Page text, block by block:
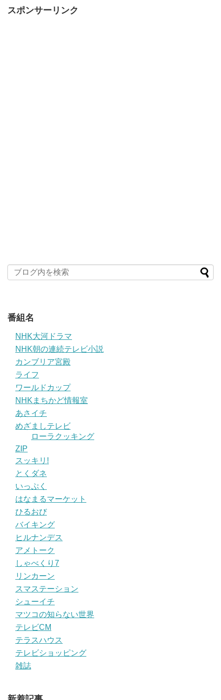
スポンサーリンク
番組名
NHK大河ドラマ
NHK朝の連続テレビ小説
カンブリア宮殿
ライフ
ワールドカップ
NHKまちかど情報室
あさイチ
めざましテレビ
ローラクッキング
ZIP
スッキリ!
とくダネ
いっぷく
はなまるマーケット
ひるおび
バイキング
ヒルナンデス
アメトーク
しゃべくり7
リンカーン
スマステーション
シューイチ
マツコの知らない世界
テレビCM
テラスハウス
テレビショッピング
雑誌